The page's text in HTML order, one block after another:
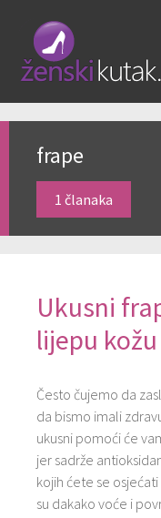
frape
1 članaka
Ukusni
lijepu kožu
Često čujemo da
da bismo imali
ukusni pomoći će
jer sadrže
kojih ćete se
su dakako voće i